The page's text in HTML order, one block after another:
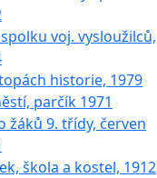
voj. vysloužilců,
historie, 1979
parčík 1971
žáků 9. třídy, červen
škola a kostel, 1912